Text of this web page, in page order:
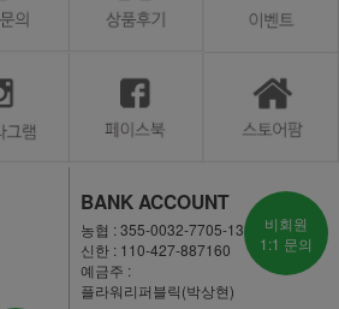
BANK ACCOUNT
농협 : 355-0032-7705-13
신한 : 110-427-887160
예금주 :
플라워리퍼블릭(박상현)
비회원
1:1 문의